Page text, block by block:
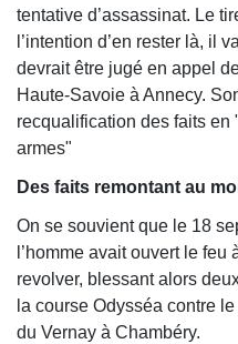
tentative d’assassinat. Le
l’intention d’en rester là, il
devrait être jugé en appel
Haute-Savoie à Annecy.
recqualification des faits
armes"
Des faits remontant au
On se souvient que le 18
l’homme avait ouvert le
revolver, blessant alors
la course Odysséa contre
du Vernay à Chambéry.